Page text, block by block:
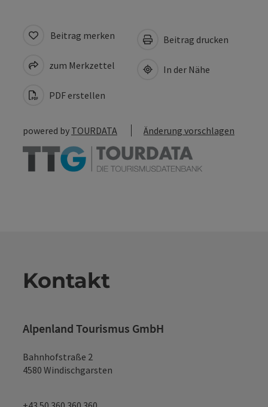
Beitrag merken
zum Merkzettel
PDF erstellen
Beitrag drucken
In der Nähe
powered by TOURDATA Änderung vorschlagen
Kontakt
Alpenland Tourismus GmbH
Bahnhofstraße 2
4580 Windischgarsten